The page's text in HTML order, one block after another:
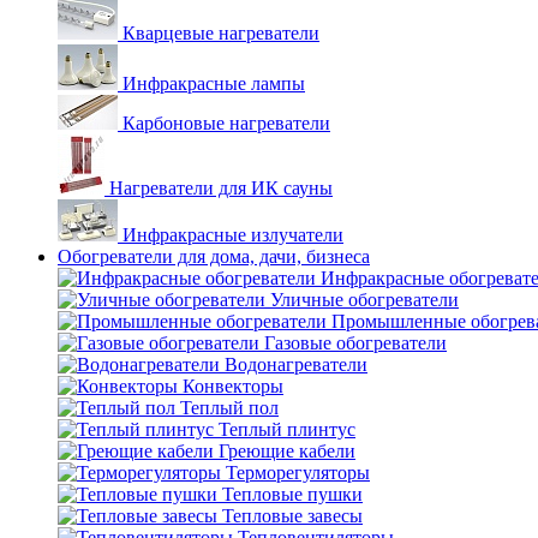
Кварцевые нагреватели
Инфракрасные лампы
Карбоновые нагреватели
Нагреватели для ИК сауны
Инфракрасные излучатели
Обогреватели для дома, дачи, бизнеса
Инфракрасные
Уличные обогреватели
Промышленные
Газовые обогреватели
Водонагреватели
Конвекторы
Теплый пол
Теплый плинтус
Греющие кабели
Терморегуляторы
Тепловые пушки
Тепловые завесы